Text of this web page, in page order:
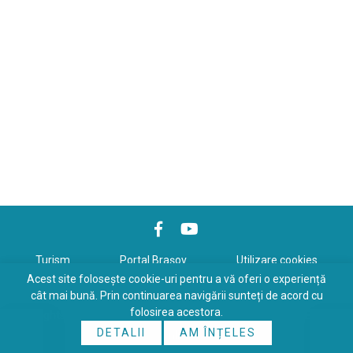
Turism Portal Braşov Utilizare cookies
Politică de confidenţialitate
Copyrights © 2026 All Rights Reserved. Powered by
Online
Acest site folosește cookie-uri pentru a vă oferi o experiență
cât mai bună. Prin continuarea navigării sunteți de acord cu
folosirea acestora.
DETALII
AM ÎNȚELES